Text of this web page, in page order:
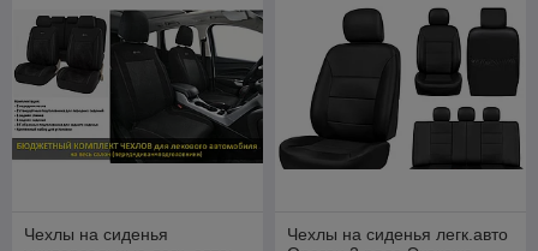
Чехлы на сиденья
Чехлы на сиденья легк.авто